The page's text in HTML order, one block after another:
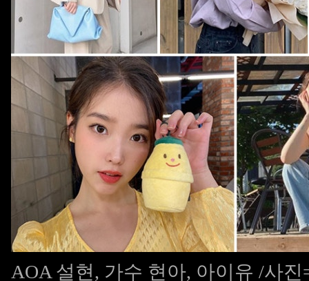
AOA 설현, 가수 현아, 아이유 /사